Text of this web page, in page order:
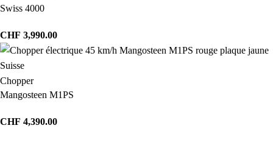
Swiss 4000
CHF 3,990.00
Chopper
Mangosteen M1PS
CHF 4,390.00